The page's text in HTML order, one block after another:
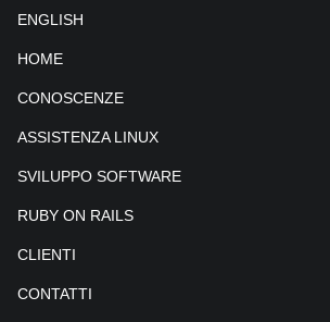
ENGLISH
HOME
CONOSCENZE
ASSISTENZA LINUX
SVILUPPO SOFTWARE
RUBY ON RAILS
CLIENTI
CONTATTI